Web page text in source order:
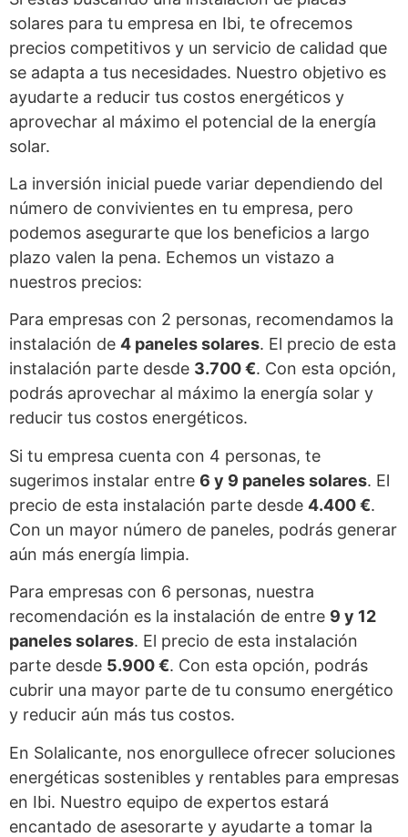
solares para tu empresa en Ibi, te ofrecemos
precios competitivos y un servicio de calidad que
se adapta a tus necesidades. Nuestro objetivo es
ayudarte a reducir tus costos energéticos y
aprovechar al máximo el potencial de la energía
solar.
La inversión inicial puede variar dependiendo del
número de convivientes en tu empresa, pero
podemos asegurarte que los beneficios a largo
plazo valen la pena. Echemos un vistazo a
nuestros precios:
Para empresas con 2 personas, recomendamos la
instalación de 4 paneles solares. El precio de esta
instalación parte desde 3.700 €. Con esta opción,
podrás aprovechar al máximo la energía solar y
reducir tus costos energéticos.
Si tu empresa cuenta con 4 personas, te
sugerimos instalar entre 6 y 9 paneles solares. El
precio de esta instalación parte desde 4.400 €.
Con un mayor número de paneles, podrás generar
aún más energía limpia.
Para empresas con 6 personas, nuestra
recomendación es la instalación de entre 9 y 12
paneles solares. El precio de esta instalación
parte desde 5.900 €. Con esta opción, podrás
cubrir una mayor parte de tu consumo energético
y reducir aún más tus costos.
En Solalicante, nos enorgullece ofrecer soluciones
energéticas sostenibles y rentables para empresas
en Ibi. Nuestro equipo de expertos estará
encantado de asesorarte y ayudarte a tomar la